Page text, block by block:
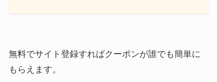
無料でサイト登録すればクーポンが誰でも簡単に
もらえます。